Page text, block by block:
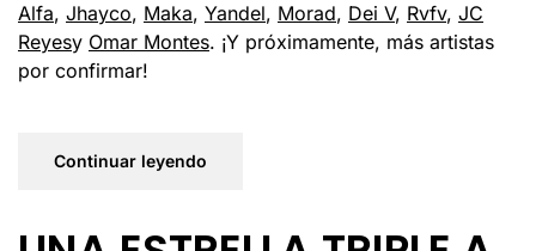
Alfa, Jhayco, Maka, Yandel, Morad, Dei V, Rvfv, JC
Reyesy Omar Montes. ¡Y próximamente, más artistas
por confirmar!
Continuar leyendo